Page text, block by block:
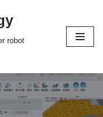
robot